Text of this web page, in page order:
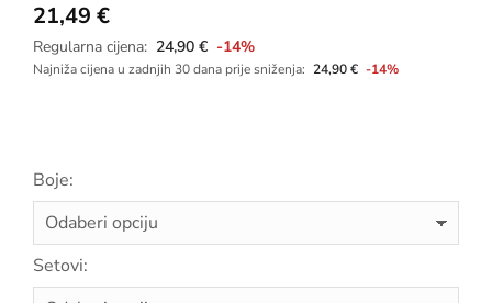
21,49 €
Regularna cijena: 24,90 € -14%
Najniža cijena u zadnjih 30 dana prije sniženja: 24,90€ -14%
Boje:
Setovi: